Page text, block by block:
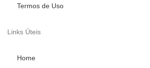
Termos de Uso
Links Úteis
Home